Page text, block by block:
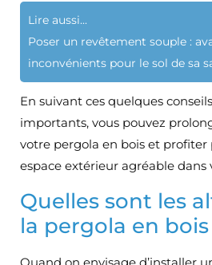
Lire aussi...
Poser un revêtement souple :
inconvénients pour le sol de sa
En suivant ces quelques
importants, vous pouvez
votre pergola en bois et
espace extérieur agréable dans
Quelles sont les
la pergola en bois